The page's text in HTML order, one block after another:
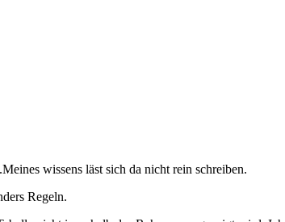
wissens läst sich da nicht rein schreiben.
Regeln.